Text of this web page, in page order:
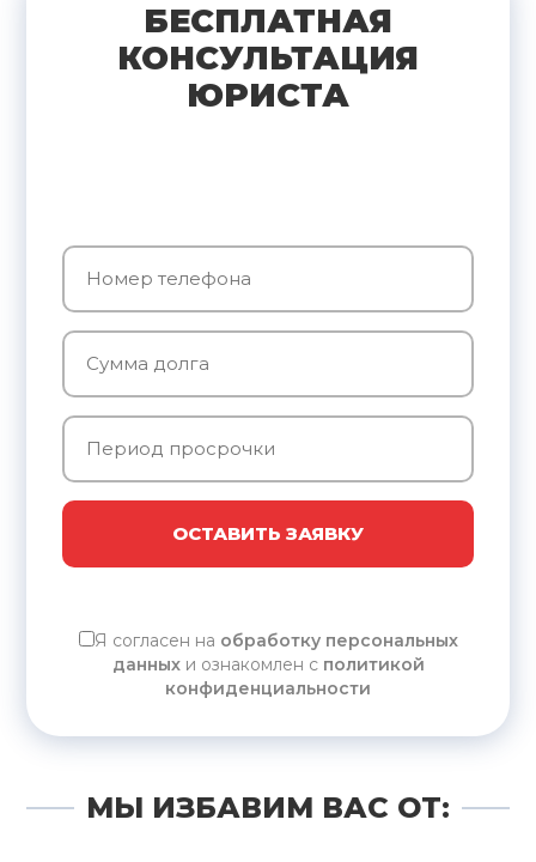
БЕСПЛАТНАЯ
КОНСУЛЬТАЦИЯ
ЮРИСТА
ОСТАВИТЬ ЗАЯВКУ
Я согласен на обработку персональных
данныхи ознакомлен с политикой
конфиденциальности
МЫ ИЗБАВИМ ВАС ОТ: